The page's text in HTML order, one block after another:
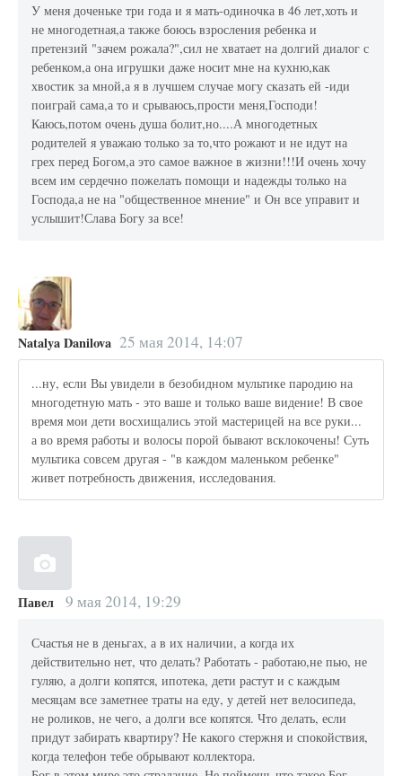
У меня доченьке три года и я мать-одиночка в 46 лет,хоть и
не многодетная,а также боюсь взросления ребенка и
претензий "зачем рожала?",сил не хватает на долгий диалог с
ребенком,а она игрушки даже носит мне на кухню,как
хвостик за мной,а я в лучшем случае могу сказать ей -иди
поиграй сама,а то и срываюсь,прости меня,Господи!
Каюсь,потом очень душа болит,но....А многодетных
родителей я уважаю только за то,что рожают и не идут на
грех перед Богом,а это самое важное в жизни!!!И очень хочу
всем им сердечно пожелать помощи и надежды только на
Господа,а не на "общественное мнение" и Он все управит и
услышит!Слава Богу за все!
Natalya Danilova 25 мая 2014, 14:07
...ну, если Вы увидели в безобидном мультике пародию на
многодетную мать - это ваше и только ваше видение! В свое
время мои дети восхищались этой мастерицей на все руки...
а во время работы и волосы порой бывают всклокочены! Суть
мультика совсем другая - "в каждом маленьком ребенке"
живет потребность движения, исследования.
Павел 9 мая 2014, 19:29
Счастья не в деньгах, а в их наличии, а когда их
действительно нет, что делать? Работать - работаю,не пью, не
гуляю, а долги копятся, ипотека, дети растут и с каждым
месяцам все заметнее траты на еду, у детей нет велосипеда,
не роликов, не чего, а долги все копятся. Что делать, если
придут забирать квартиру? Не какого стержня и спокойствия,
когда телефон тебе обрывают коллектора.